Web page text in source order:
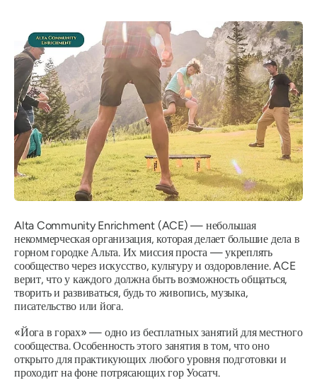
Alta Community Enrichment (ACE) — небольшая
некоммерческая организация, которая делает большие дела в
горном городке Альта. Их миссия проста — укреплять
сообщество через искусство, культуру и оздоровление. ACE
верит, что у каждого должна быть возможность общаться,
творить и развиваться, будь то живопись, музыка,
писательство или йога.
«Йога в горах» — одно из бесплатных занятий для местного
сообщества. Особенность этого занятия в том, что оно
открыто для практикующих любого уровня подготовки и
проходит на фоне потрясающих гор Уосатч.